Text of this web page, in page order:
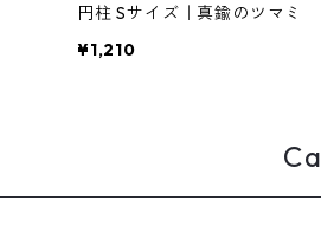
円柱 Sサイズ｜真鍮のツマミ
¥1,210